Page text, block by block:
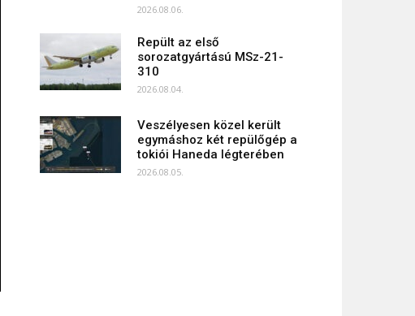
2026.08.06.
Repült az első
sorozatgyártású MSz-21-
310
2026.08.04.
Veszélyesen közel került
egymáshoz két repülőgép a
tokiói Haneda légterében
2026.08.05.